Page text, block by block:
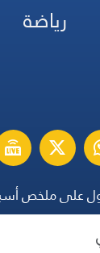
رياضة
على ملخص